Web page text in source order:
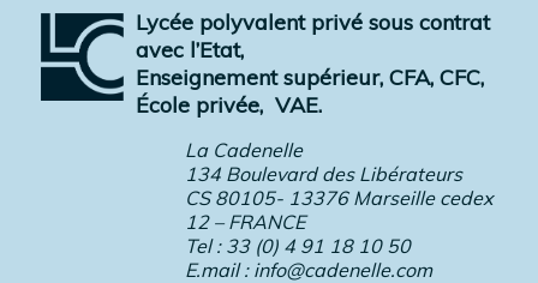
Lycée polyvalent privé sous contrat
avec l’Etat,
Enseignement supérieur, CFA, CFC,
École privée, VAE.
La Cadenelle
134 Boulevard des Libérateurs
CS 80105- 13376 Marseille cedex
12 – FRANCE
Tel : 33 (0) 4 91 18 10 50
E.mail : info@cadenelle.com